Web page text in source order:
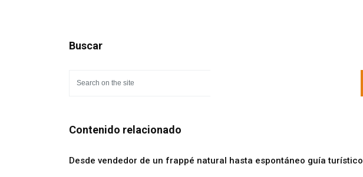
Buscar
Contenido relacionado
Desde vendedor de un frappé natural hasta espontáneo guía turístico